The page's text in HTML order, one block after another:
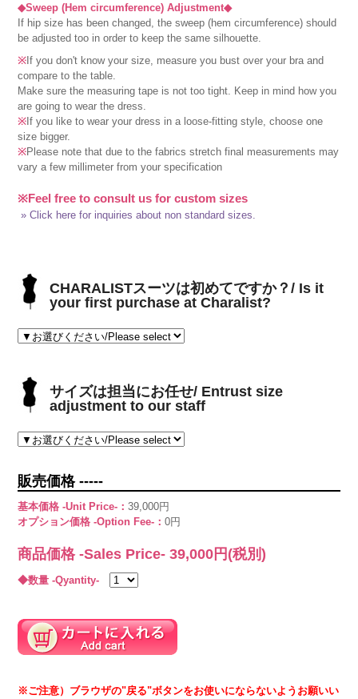
◆Sweep (Hem circumference) Adjustment◆
If hip size has been changed, the sweep (hem circumference) should
be adjusted too in order to keep the same silhouette.
※ If you don't know your size, measure you bust over your bra and
compare to the table.
Make sure the measuring tape is not too tight. Keep in mind how you
are going to wear the dress.
※ If you like to wear your dress in a loose-fitting style, choose one
size bigger.
※Please note that due to the fabrics stretch final measurements may
vary a few millimeter from your specification
※Feel free to consult us for custom sizes
» Click here for inquiries about non standard sizes.
CHARALISTスーツは初めてですか？/ Is it
your first purchase at Charalist?
サイズは担当にお任せ/ Entrust size
adjustment to our staff
販売価格 -----
基本価格 -Unit Price-：39,000円
オプション価格 -Option Fee-：0円
商品価格 -Sales Price-39,000 円(税別)
◆数量 -Qyantity-
※ご注意）ブラウザの"戻る"ボタンをお使いにならないようお願いい